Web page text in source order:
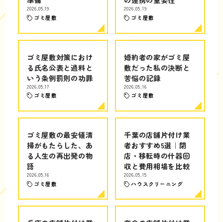
2026.05.19
ゴミ屋敷
2026.05.19
ゴミ屋敷
ゴミ屋敷対策におけ
る氏名公表と過料と
いう条例罰則の功罪
2026.05.17
ゴミ屋敷
婚約者の家がゴミ屋
敷だった私の決断と
苦悩の記録
2026.05.16
ゴミ屋敷
ゴミ屋敷の最安値清
掃がもたらした、あ
る人生の再出発の物
語
2026.05.16
ゴミ屋敷
千葉の店舗片付け業
者おすすめ5選｜閉
店・移転時の什器回
収と費用相場を比較
2026.05.15
ハウスクリーニング